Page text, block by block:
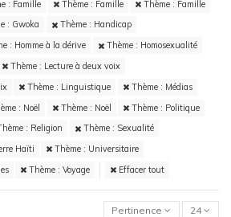
: Famille Thème : Famille
Thème : Famille
: Gwoka
Thème : Handicap
: Homme à la dérive
Thème : Homosexualité
Thème : Lecture à deux voix
Thème : Linguistique
Thème : Médias
: Noël Thème : Noël
Thème : Politique
: Religion
Thème : Sexualité
Haïti
Thème : Universitaire
Thème : Voyage Effacer tout
Pertinence 24